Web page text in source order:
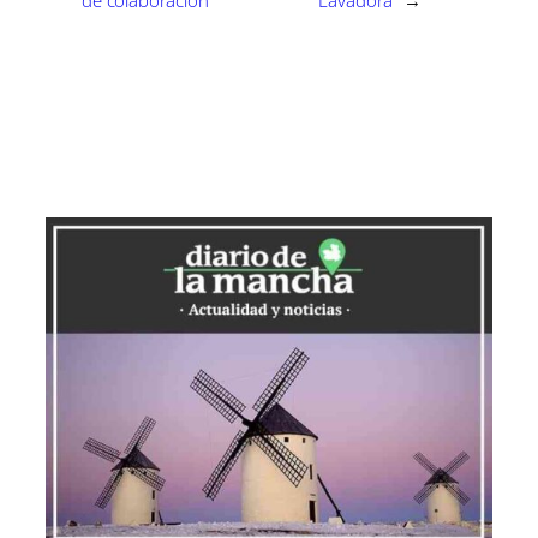
Zocodover, Toledo, en el marco de la
iniciativa UMEdula, promovida por la
Unidad Militar de Emergencias para
concienciar sobre la importancia de la
donación de médula ósea.
Durante el primer semestre de 2025, se
han registrado 1,414 nuevos donantes en
el REDMO, distribuidos de la siguiente